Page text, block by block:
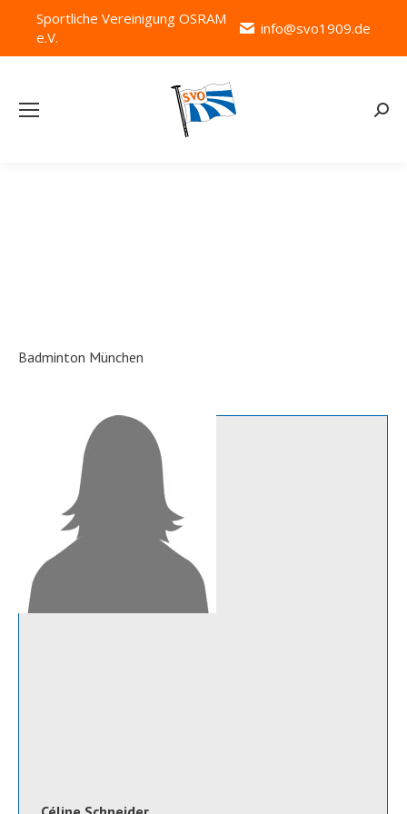
Sportliche Vereinigung OSRAM
e.V.
info@svo1909.de
Badminton München